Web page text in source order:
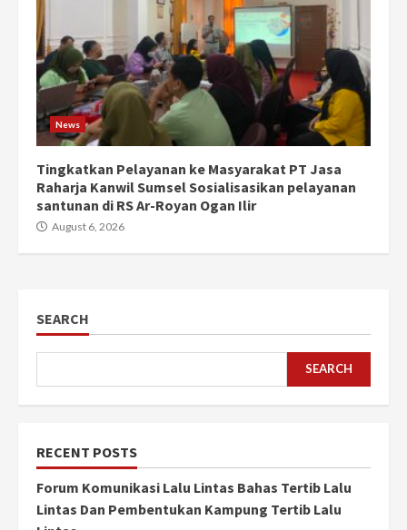
News
Tingkatkan Pelayanan ke Masyarakat PT Jasa
Raharja Kanwil Sumsel Sosialisasikan pelayanan
santunan di RS Ar-Royan Ogan Ilir
August 6, 2026
SEARCH
SEARCH
RECENT POSTS
Forum Komunikasi Lalu Lintas Bahas Tertib Lalu
Lintas Dan Pembentukan Kampung Tertib Lalu